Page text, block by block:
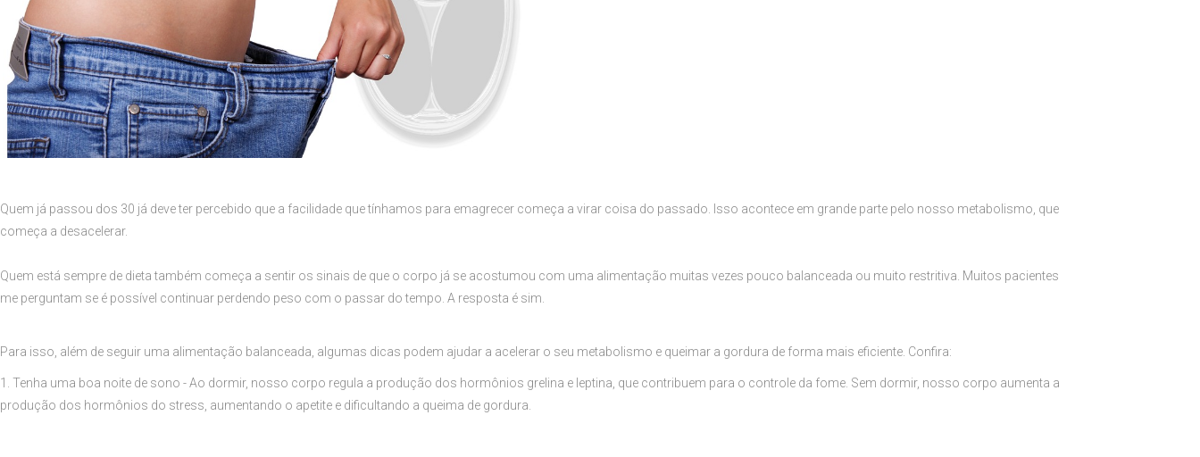
Quem já passou dos 30 já deve ter percebido que a facilidade que tínhamos para emagrecer começa a virar coisa do passado. Isso acontece em grande parte pelo nosso metabolismo, que
começa a desacelerar.
Quem está sempre de dieta também começa a sentir os sinais de que o corpo já se acostumou com uma alimentação muitas vezes pouco balanceada ou muito restritiva. Muitos pacientes
me perguntam se é possível continuar perdendo peso com o passar do tempo. A resposta é sim.
Para isso, além de seguir uma alimentação balanceada, algumas dicas podem ajudar a acelerar o seu metabolismo e queimar a gordura de forma mais eficiente. Confira:
1. Tenha uma boa noite de sono - Ao dormir, nosso corpo regula a produção dos hormônios grelina e leptina, que contribuem para o controle da fome. Sem dormir, nosso corpo aumenta a
produção dos hormônios do stress, aumentando o apetite e dificultando a queima de gordura.